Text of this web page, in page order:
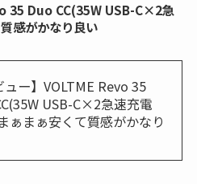
35 Duo CC(35W USB-C×2急
感がかなり良い
ュー】VOLTME Revo 35
USB-C×2急速充電
ぁまぁ安くて質感がかなり